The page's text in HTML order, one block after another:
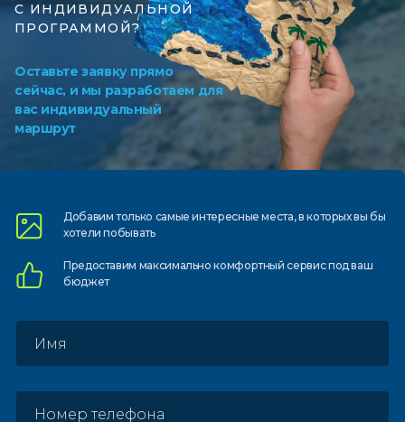
С ИНДИВИДУАЛЬНОЙ
ПРОГРАММОЙ?
Оставьте заявку прямо
сейчас, и мы разработаем для
вас индивидуальный
маршрут
Добавим только самыеинтересные места, в которыхвы бы
хотели побывать
Предоставим максимально комфортныйсервис под ваш
бюджет